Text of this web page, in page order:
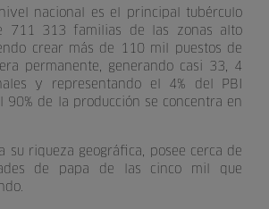
nacional es el principal tubérculo
711 313 familias de las zonas alto
crear más de 110 mil puestos de
permanente, generando casi 33, 4
y representando el 4% del PBI
90% de la producción se concentra en
su riqueza geográfica, posee cerca de
de papa de las cinco mil que